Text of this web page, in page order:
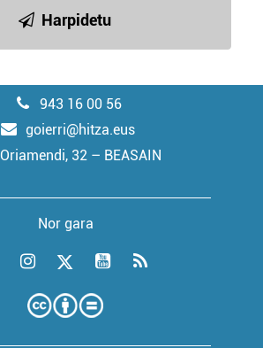
Harpidetu
943 16 00 56
goierri@hitza.eus
Oriamendi, 32 – BEASAIN
Nor gara